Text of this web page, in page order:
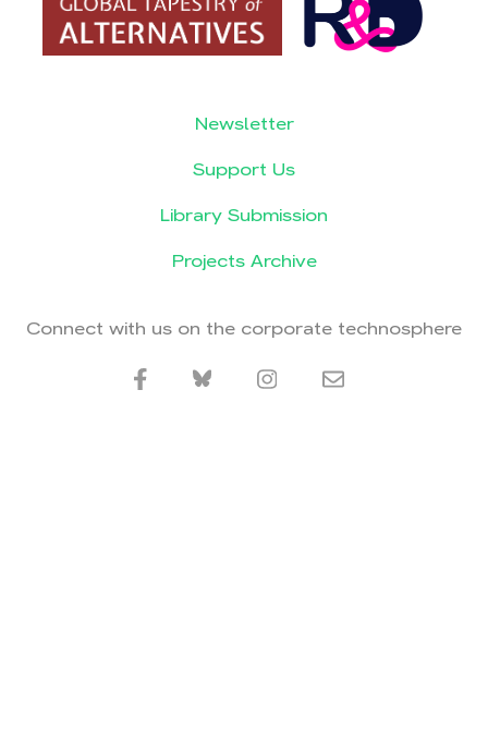
Newsletter
Support Us
Library Submission
Projects Archive
Connect with us on the corporate technosphere